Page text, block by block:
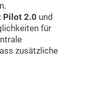
Pilot 2.0 und
für
zusätzliche